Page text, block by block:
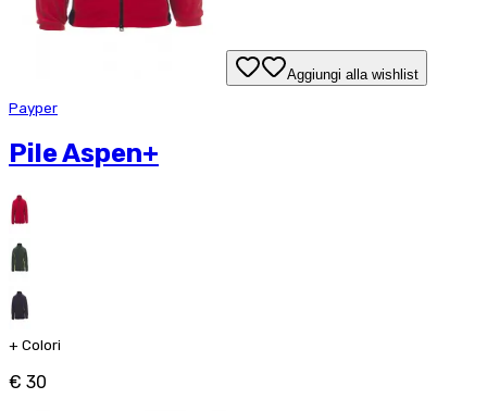
Aggiungi alla wishlist
Payper
Pile Aspen+
+ Colori
€ 30